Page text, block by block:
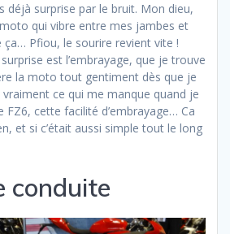
déjà surprise par le bruit. Mon dieu,
qui vibre entre mes jambes et
Pfiou, le sourire revient vite !
est l’embrayage, que je trouve
la moto tout gentiment dès que je
vraiment ce qui me manque quand je
FZ6, cette facilité d’embrayage… Ca
et si c’était aussi simple tout le long
conduite